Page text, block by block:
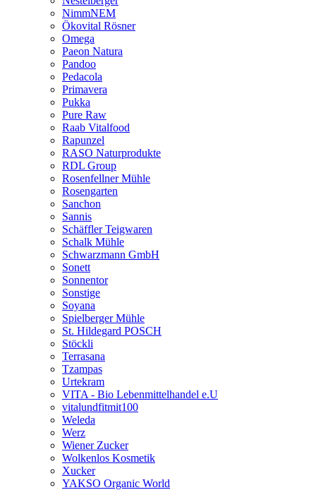
NimmNEM
Ökovital Rösner
Omega
Paeon Natura
Pandoo
Pedacola
Primavera
Pukka
Pure Raw
Raab Vitalfood
Rapunzel
RASO Naturprodukte
RDL Group
Rosenfellner Mühle
Rosengarten
Sanchon
Sannis
Schäffler Teigwaren
Schalk Mühle
Schwarzmann GmbH
Sonett
Sonnentor
Sonstige
Soyana
Spielberger Mühle
St. Hildegard POSCH
Stöckli
Terrasana
Tzampas
Urtekram
VITA - Bio Lebenmittelhandel e.U
vitalundfitmit100
Weleda
Werz
Wiener Zucker
Wolkenlos Kosmetik
Xucker
YAKSO Organic World